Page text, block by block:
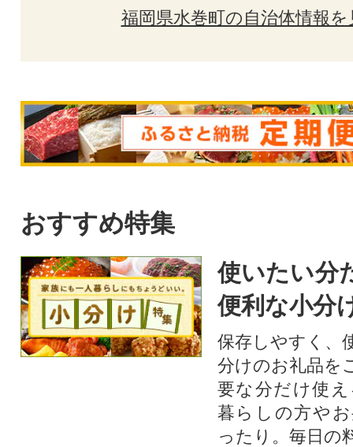
福岡県水巻町の自治体情報を
おすすめ特集
使いたい分
便利な小分
保存しやすく、
分けのお礼品を
要な分だけ使
暮らしの方や
ったり。毎日の